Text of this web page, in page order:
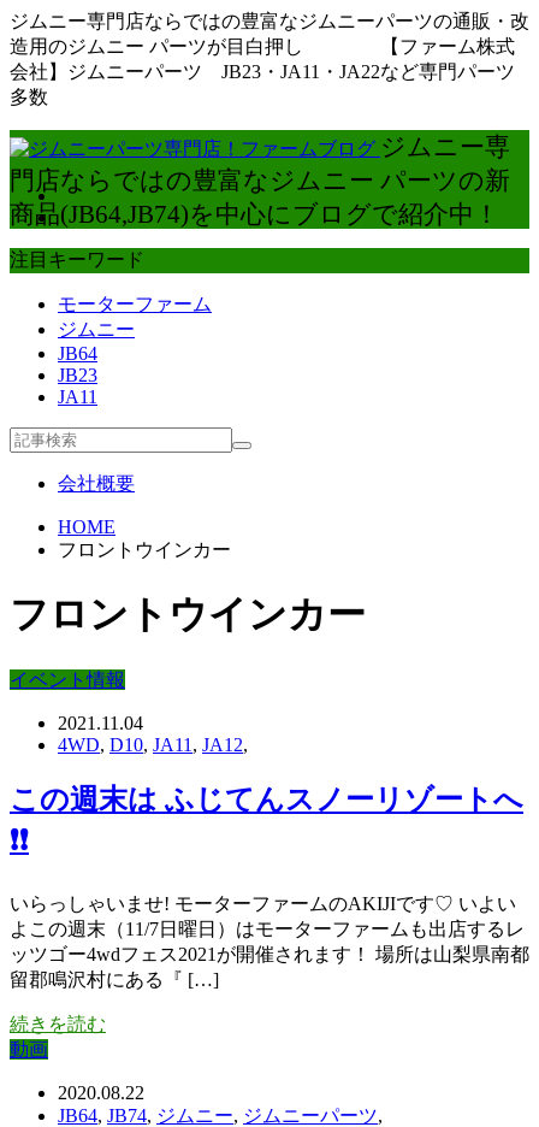
ジムニー専門店ならではの豊富なジムニーパーツの通販・改
造用のジムニー パーツが目白押し 【ファーム株式
会社】ジムニーパーツ JB23・JA11・JA22など専門パーツ
多数
ジムニー専
門店ならではの豊富なジムニー パーツの新
商品(JB64,JB74)を中心にブログで紹介中！
注目キーワード
モーターファーム
ジムニー
JB64
JB23
JA11
会社概要
HOME
フロントウインカー
フロントウインカー
イベント情報
2021.11.04
4WD, D10, JA11 , JA12,
この週末は ふじてんスノーリゾートへ
❗❗
いらっしゃいませ! モーターファームのAKIJIです♡ いよい
よこの週末（11/7日曜日）はモーターファームも出店するレ
ッツゴー4wdフェス2021が開催されます！ 場所は山梨県南都
留郡鳴沢村にある『 […]
続きを読む
動画
2020.08.22
JB64, JB74, ジムニー, ジムニーパーツ,